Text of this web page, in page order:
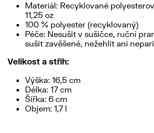
Materiál: Recyklované
11,25 oz
100 % polyester (recyklovaný)
Péče: Nesušit v sušičce, ruční
sušit zavěšené, nežehlit ani
Velikost a střih:
Výška: 16,5 cm
Délka: 17 cm
Šířka: 6 cm
Objem: 1,7 l